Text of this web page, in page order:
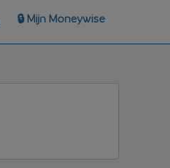
🔒 Mijn Moneywise